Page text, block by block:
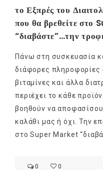
το Εξπρές του
που θα βρεθείτε
“διαβάστε”…την
Πάνω στη συσκευασία
διάφορες πληροφορίες
βιταμίνες και άλλα
περιέχει το κάθε
βοηθούν να
καλάθι μας ή όχι. Την
στο Super Market
0
0